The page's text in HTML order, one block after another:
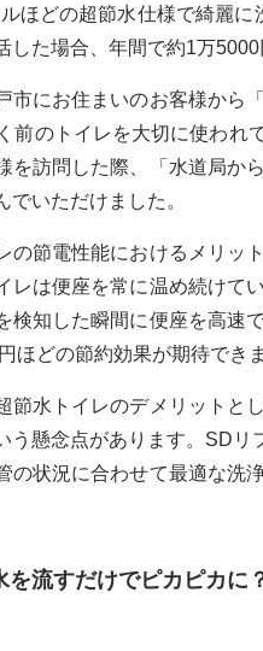
ほどの超節水仕様で綺麗
した場合、年間で約1万
市にお住まいのお客様から
前のトイレを大切に使われ
を訪問した際、「水道局か
でいただけました。
の節電性能におけるメリッ
レは便座を常に温め続けて
検知した瞬間に便座を高速
ほどの節約効果が期待できま
節水トイレのデメリットと
う懸念点があります。SD
の状況に合わせて最適な洗
を流すだけでピカピカに